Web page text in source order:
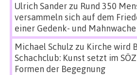
Ulrich Sanderzu Rund 350
versammeln sich auf dem
einer Gedenk- und Mahnwache
Michael Schulz zu Kirche wird
Schachclub: Kunst setzt im
Formen der Begegnung